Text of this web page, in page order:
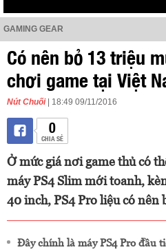
GAMING GEAR
Có nên bỏ 13 triệu
chơi game tại Việt
Nút Chuối | 18:49 09/11/2016
0
CHIA SẺ
Ở mức giá nơi game thủ có
máy PS4 Slim mới toanh,
40 inch, PS4 Pro liệu có nên
Đây chính là máy PS4 Pro đầu